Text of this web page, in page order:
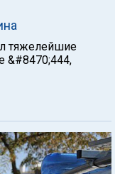
тяжелейшие
&#8470;444,